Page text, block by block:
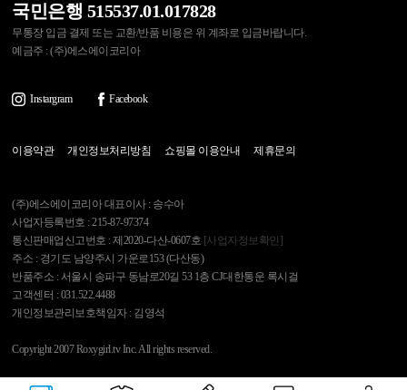
국민은행 515537.01.017828
무통장 입금 결제 또는 교환/반품 비용은 위 계좌로 입금바랍니다.
예금주 : (주)에스에이코리아
Instargram Facebook
이용약관 개인정보처리방침 쇼핑몰 이용안내 제휴문의
(주)에스에이코리아 대표이사 : 송수아
사업자등록번호 : 215-87-97374
통신판매업신고번호 : 제2020-다산-0607호 [사업자정보확인]
주소 : 경기도 남양주시 가운로153 (다산동)
반품주소 : 서울시 송파구 동남로20길 53 1층 CJ대한통운 록시걸
고객센터 : 031.522.4488
개인정보관리보호책임자 : 김영석
Copyright 2007 Roxygirl.tv Inc. All rights reserved.